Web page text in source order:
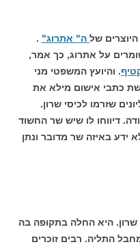
של ה" אתרוג" .
על אתרוג, כך אמר,
. והיועץ המשפטי מני
כתבי אישום מילא את
שזרמו לכיסי שרון.
דיווחו לו שיש שר החשוד
ידע באיזה שר מדובר ונתן
היא החלה בתקופה בה
התליה. רבים זוכרים